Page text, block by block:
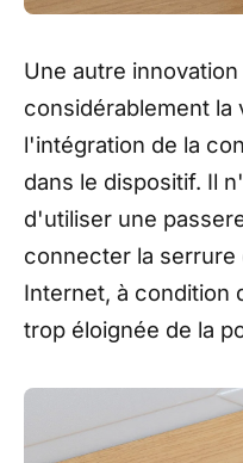
Une autre
considérablement la
l'intégration de la
dans le dispositif. Il
d'utiliser une
connecter la
Internet, à condition
trop éloignée de la